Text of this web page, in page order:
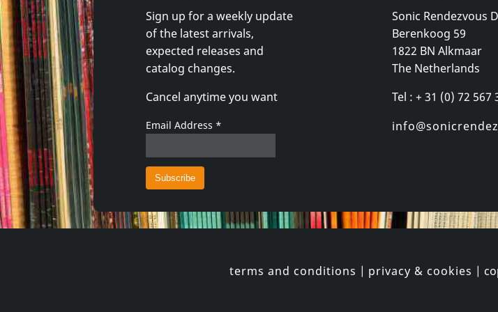
Movie (import)
Total Destruction
In stock
DVM €login 1DVM
Movie (import)
In stock
1DVM
Sign up for a weekly update
of the latest arrivals,
expected releases and
catalog changes.
Cancel anytime you want
Email Address *
Sonic Rendezvous
Berenkoog 59
1822 BN Alkmaar
The Netherlands
Tel : + 31 (0) 72 567
terms and conditions | privacy & cookies |